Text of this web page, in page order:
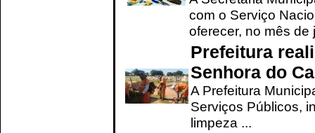
com o Serviço
oferecer, no mês de
Prefeitura
Senhora do
A Prefeitura
Serviços Públicos,
limpeza ...